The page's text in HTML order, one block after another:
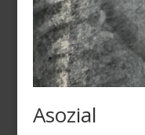
Asozial